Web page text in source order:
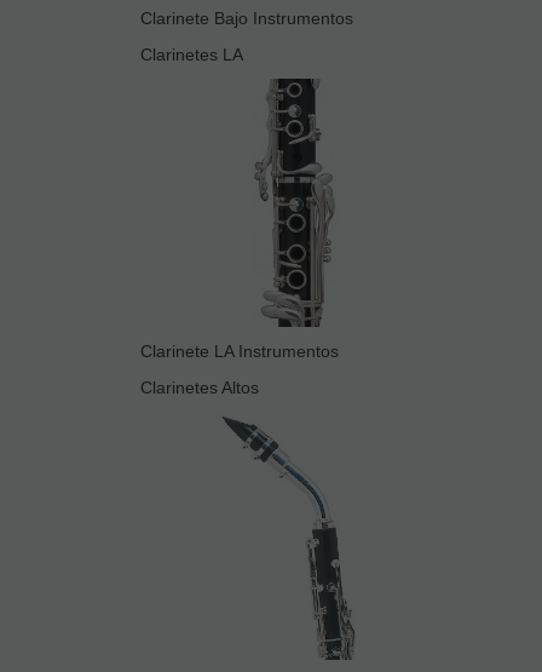
Clarinete Bajo Instrumentos
Clarinetes LA
Clarinete LA Instrumentos
Clarinetes Altos